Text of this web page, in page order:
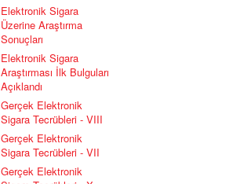
Elektronik Sigara
Üzerine Araştırma
Sonuçları
Elektronik Sigara
Araştırması İlk Bulguları
Açıklandı
Gerçek Elektronik
Sigara Tecrübleri - VIII
Gerçek Elektronik
Sigara Tecrübleri - VII
Gerçek Elektronik